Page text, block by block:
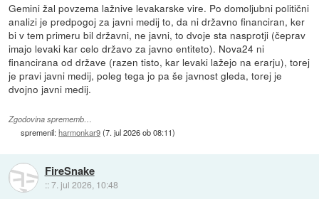
Gemini žal povzema lažnive levakarske vire. Po domoljubni politični
analizi je predpogoj za javni medij to, da ni državno financiran, ker
bi v tem primeru bil državni, ne javni, to dvoje sta nasprotji (čeprav
imajo levaki kar celo državo za javno entiteto). Nova24 ni
financirana od države (razen tisto, kar levaki lažejo na erarju), torej
je pravi javni medij, poleg tega jo pa še javnost gleda, torej je
dvojno javni medij.
Zgodovina sprememb…
spremenil:harmonkar9(7. jul 2026 ob 08:11)
FireSnake
::7. jul 2026, 10:48